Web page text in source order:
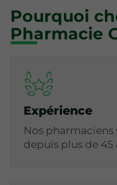
Pourquoi
Pharmacie
Expérience
Nos
depuis plus de 45